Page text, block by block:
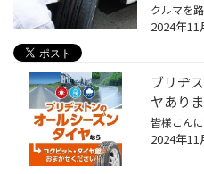
2024年11
ブリヂ
ヤありま
2024年11